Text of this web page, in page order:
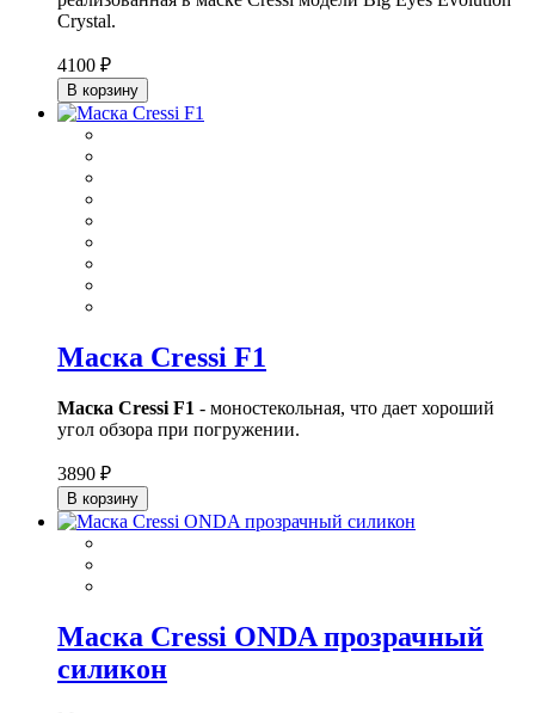
Crystal.
4100 ₽
В корзину
Маска Cressi F1
Маска Cressi F1 - моностекольная, что дает хороший
угол обзора при погружении.
3890 ₽
В корзину
Маска Cressi ONDA прозрачный
силикон